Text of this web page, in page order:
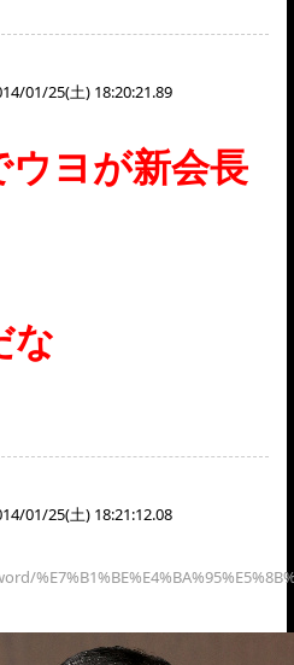
01/25(土) 18:20:21.89
ヨが新会長
な
01/25(土) 18:21:12.08